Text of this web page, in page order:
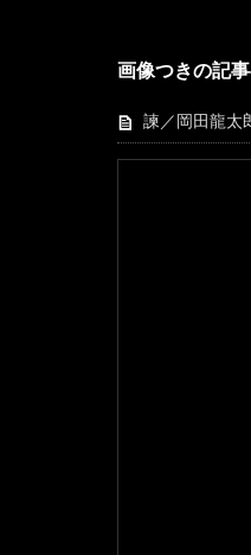
画像つきの記
諫／岡田龍太